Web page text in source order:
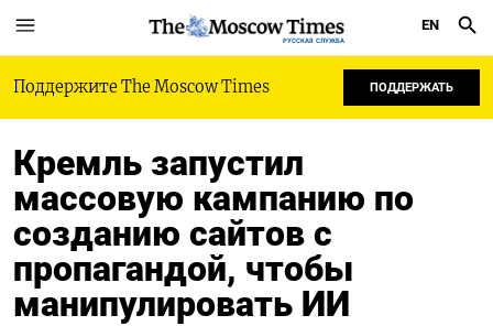
РУССКАЯ СЛУЖБА
EN
Поддержите The Moscow Times ПОДДЕРЖАТЬ
Кремль запустил
массовую кампанию по
созданию сайтов с
пропагандой, чтобы
манипулировать ИИ